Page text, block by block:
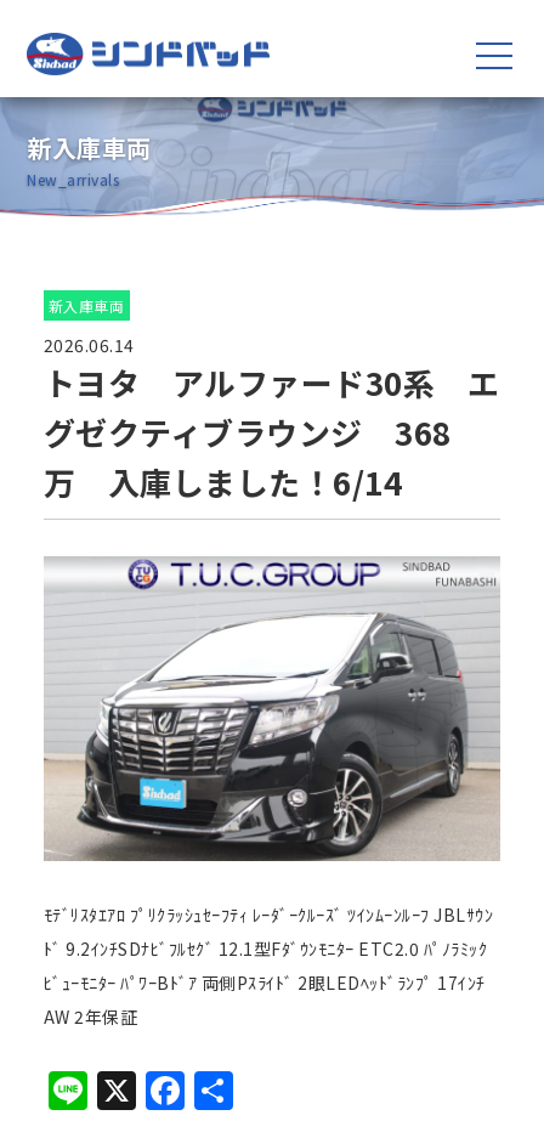
新入庫車両
New_arrivals
新入庫車両
2026.06.14
トヨタ アルファード30系 エ
グゼクティブラウンジ 368
万 入庫しました！6/14
ﾓﾃﾞﾘｽﾀｴｱﾛ ﾌﾟﾘｸﾗｯｼｭｾｰﾌﾃｨ ﾚｰﾀﾞｰｸﾙｰｽﾞ ﾂｲﾝﾑｰﾝﾙｰﾌ JBLｻｳﾝ
ﾄﾞ 9.2ｲﾝﾁSDﾅﾋﾞﾌﾙｾｸﾞ 12.1型Fﾀﾞｳﾝﾓﾆﾀｰ ETC2.0 ﾊﾟﾉﾗﾐｯｸ
ﾋﾞｭｰﾓﾆﾀｰ ﾊﾟﾜｰBﾄﾞｱ 両側Pｽﾗｲﾄﾞ 2眼LEDﾍｯﾄﾞﾗﾝﾌﾟ 17ｲﾝﾁ
AW 2年保証
Line
X Facebook
共